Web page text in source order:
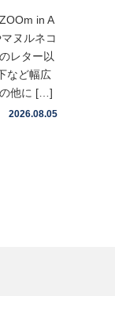
in A
ヌルネコ
レター以
など幅広
他に […]
2026.08.05